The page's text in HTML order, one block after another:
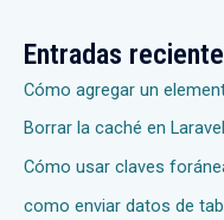
Entradas
Cómo agregar un
Borrar la caché en Laravel
Cómo usar claves
como enviar datos de